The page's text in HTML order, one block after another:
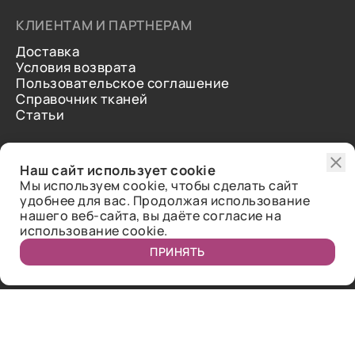
КЛИЕНТАМ И ПАРТНЕРАМ
Доставка
Условия возврата
Пользовательское соглашение
Справочник тканей
Статьи
О нас
Контакты
Отзывы
Наш сайт использует cookie
Мы используем cookie, чтобы сделать сайт
удобнее для вас. Продолжая использование
нашего веб-сайта, вы даёте согласие на
использование cookie.
ПРИНЯТЬ